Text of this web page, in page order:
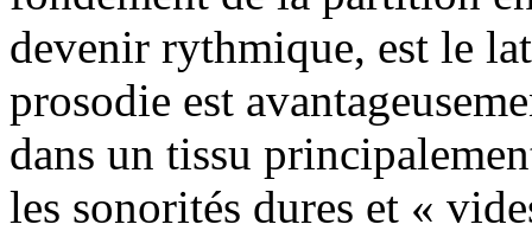
devenir rythmique, est le
prosodie est
dans un tissu
les sonorités dures et «